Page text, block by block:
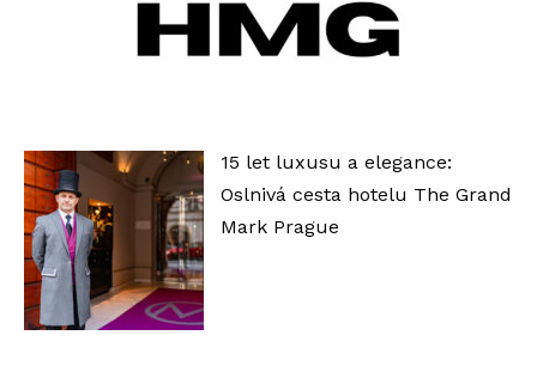
č
15 let luxusu a elegance:
Oslnivá cesta hotelu The Grand
Mark Prague